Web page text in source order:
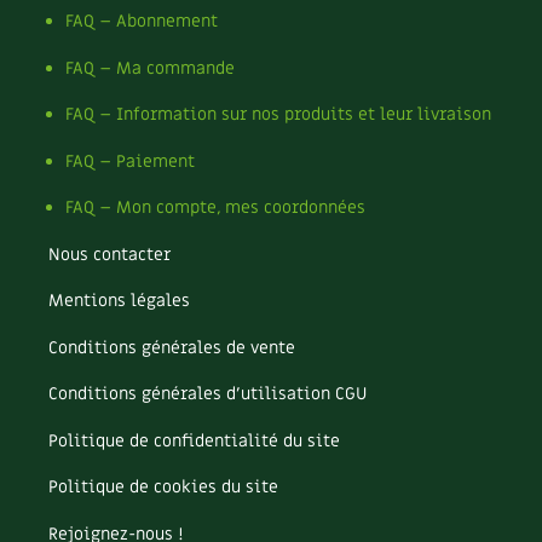
Carnets de saison
Actualités
Vidéos et podcasts
Conseils vidéo des
Tous au jardin ! avec Pascal
La vie secrète du jardin
Secrets d'abonné
Astuces de jardinier
L'autonomie au jardin en 12 leçons
Tous au jardin ! | RCF
FAQ – Abonnement
FAQ – Ma commande
FAQ – Information sur nos produits et leur livraison
FAQ – Paiement
FAQ – Mon compte, mes coordonnées
Nous contacter
Mentions légales
Conditions générales de vente
Conditions générales d’utilisation CGU
Politique de confidentialité du site
Politique de cookies du site
Rejoignez-nous !